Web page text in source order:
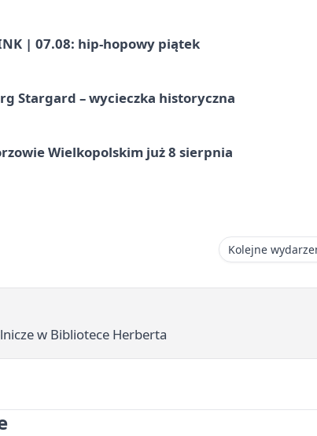
| 07.08: hip-hopowy piątek
Stargard – wycieczka historyczna
Wielkopolskim już 8 sierpnia
Kolejne
w Bibliotece Herberta